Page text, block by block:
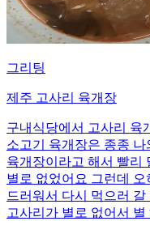
그리팅
제주 고사리 육개장
구내식당에서 고사리 육
소고기 육개장은 종종
육개장이라고 해서 빨리
별로 없었어요 그런데
드러워서 다시 먹으러
고사리가 별로 없어서 별